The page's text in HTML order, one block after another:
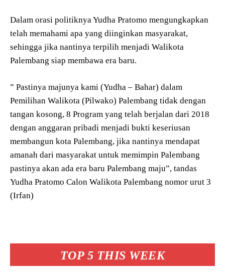
TOP 5 THIS WEEK
Dalam orasi politiknya Yudha Pratomo mengungkapkan
telah memahami apa yang diinginkan masyarakat,
sehingga jika nantinya terpilih menjadi Walikota
Palembang siap membawa era baru.
” Pastinya majunya kami (Yudha – Bahar) dalam
Pemilihan Walikota (Pilwako) Palembang tidak dengan
tangan kosong, 8 Program yang telah berjalan dari 2018
dengan anggaran pribadi menjadi bukti keseriusan
membangun kota Palembang, jika nantinya mendapat
amanah dari masyarakat untuk memimpin Palembang
pastinya akan ada era baru Palembang maju”, tandas
Yudha Pratomo Calon Walikota Palembang nomor urut 3
(Irfan)